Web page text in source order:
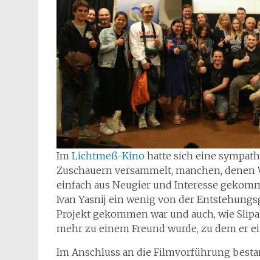
Im Lichtmeß-Kino hatte sich eine
Zuschauern versammelt, manchen,
einfach aus Neugier und Interesse
Ivan Yasnij ein wenig von der
Projekt gekommen war und auch, wie
mehr zu einem Freund wurde, zu dem er
Im Anschluss an die Filmvorführung